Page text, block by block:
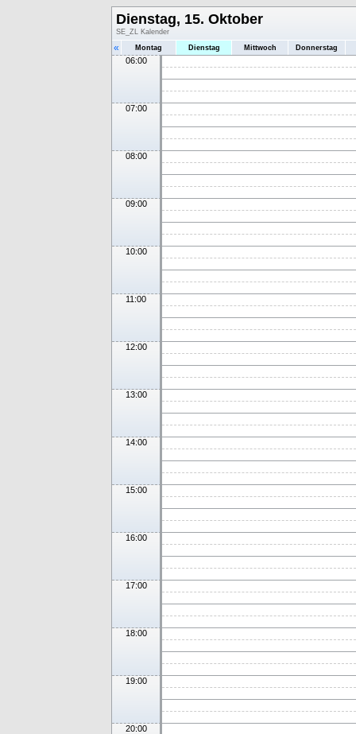
Dienstag, 15. Oktober
SE_ZL Kalender
« Montag Dienstag Mittwoch Donnerstag
06:00
07:00
08:00
09:00
10:00
11:00
12:00
13:00
14:00
15:00
16:00
17:00
18:00
19:00
20:00